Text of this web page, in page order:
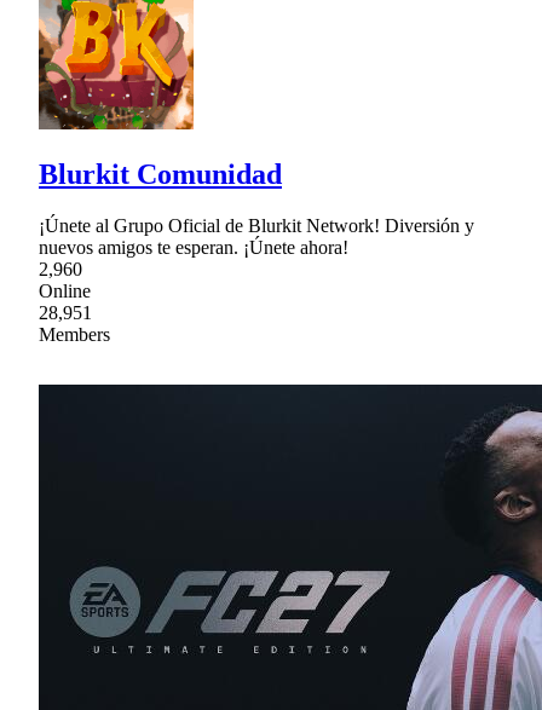
Blurkit Comunidad
¡Únete al Grupo Oficial de Blurkit Network! Diversión y
nuevos amigos te esperan. ¡Únete ahora!
2,960
Online
28,951
Members